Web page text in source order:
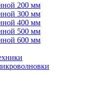
200 мм
300 мм
400 мм
500 мм
600 мм